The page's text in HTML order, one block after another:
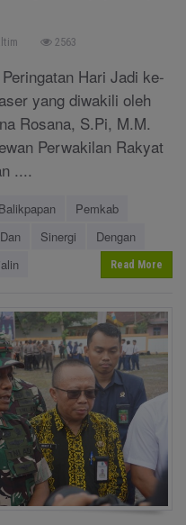
2563
Hari Jadi ke-
yang diwakili oleh
Rosana, S.Pi, M.M.
Perwakilan Rakyat
....
Balikpapan
Pemkab
Dan Sinergi
Dengan
Read More